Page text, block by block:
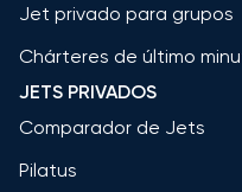
Jet privado para grupos
Chárteres de último
JETS PRIVADOS
Comparador de Jets
Pilatus